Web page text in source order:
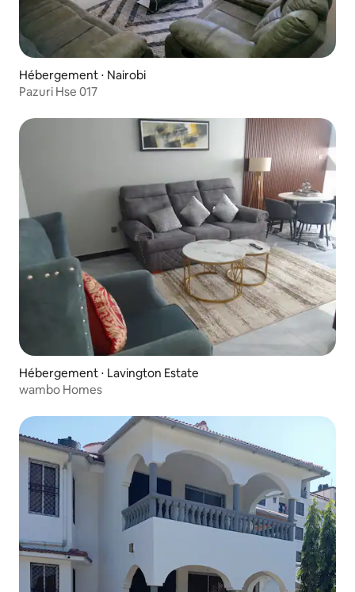
Hébergement ⋅ Nairobi
Pazuri Hse 017
Hébergement ⋅ Lavington Estate
wambo Homes